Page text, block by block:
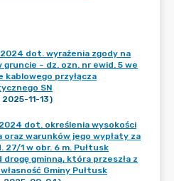
dot. wyrażenia zgody na
gruncie – dz. ozn. nr ewid. 5 we
kablowego przyłącza
SN
11-13)
dot. określenia wysokości
oraz warunków jego wypłaty za
27/1 w obr. 6 m. Pułtusk
gminną, która przeszła z
Gminy Pułtusk